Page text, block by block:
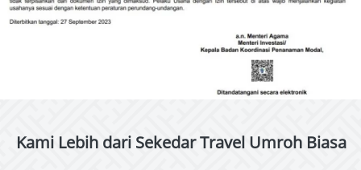
Kami Lebih dari Sekedar Travel Umroh Biasa